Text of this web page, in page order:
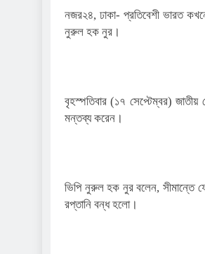
নজর২৪, ঢাকা- প্রতিবেশী ভারত
নুরুল হক নুর।
বৃহস্পতিবার (১৭ সেপ্টেম্বর)
মন্তব্য করেন।
ভিপি নুরুল হক নুর বলেন, সীমান্তে
রপ্তানি বন্ধ হলো।